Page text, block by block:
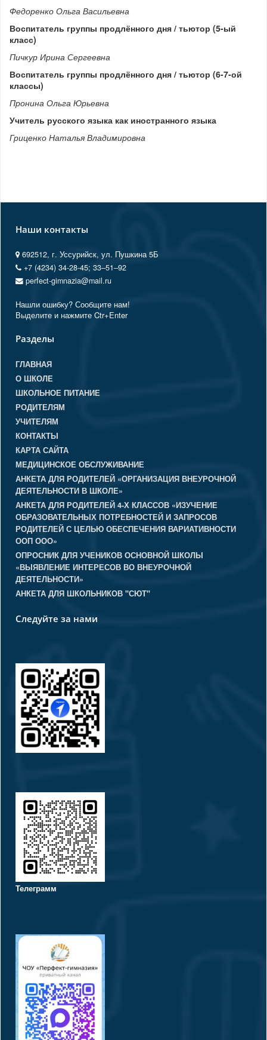
Федоренко Ольга Васильевна
Воспитатель группы продлённого дня / тьютор (5-ый
класс)
Пичкур Ирина Сергеевна
Воспитатель группы продлённого дня / тьютор (6-7-ой
классы)
Пронина Ольга Юрьевна
Учитель русского языка как иностранного языка
Гриценко Наталья Владимировна
Наши контакты
692512, г. Уссурийск, ул. Пушкина 5Б
+7 (4234) 34-28-45; 33‒51‒92
perfect-gimnazia@mail.ru
Нашли ошибку? Сообщите нам!
Выделите и нажмите Ctr+Enter
Разделы
ГЛАВНАЯ
О ШКОЛЕ
ШКОЛЬНОЕ ПИТАНИЕ
РОДИТЕЛЯМ
УЧИТЕЛЯМ
КОНТАКТЫ
КАРТА САЙТА
МЕДИЦИНСКОЕ ОБСЛУЖИВАНИЕ
АНКЕТА ДЛЯ РОДИТЕЛЕЙ «ОРГАНИЗАЦИЯ ВНЕУРОЧНОЙ
ДЕЯТЕЛЬНОСТИ В ШКОЛЕ»
АНКЕТА ДЛЯ РОДИТЕЛЕЙ 4-Х КЛАССОВ «ИЗУЧЕНИЕ
ОБРАЗОВАТЕЛЬНЫХ ПОТРЕБНОСТЕЙ И ЗАПРОСОВ
РОДИТЕЛЕЙ С ЦЕЛЬЮ ОБЕСПЕЧЕНИЯ ВАРИАТИВНОСТИ
ООП ООО»
ОПРОСНИК ДЛЯ УЧЕНИКОВ ОСНОВНОЙ ШКОЛЫ
«ВЫЯВЛЕНИЕ ИНТЕРЕСОВ ВО ВНЕУРОЧНОЙ
ДЕЯТЕЛЬНОСТИ»
АНКЕТА ДЛЯ ШКОЛЬНИКОВ "СЮТ"
Следуйте за нами
Телеграмм